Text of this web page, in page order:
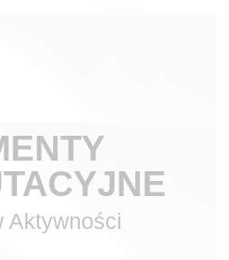
Aktywności